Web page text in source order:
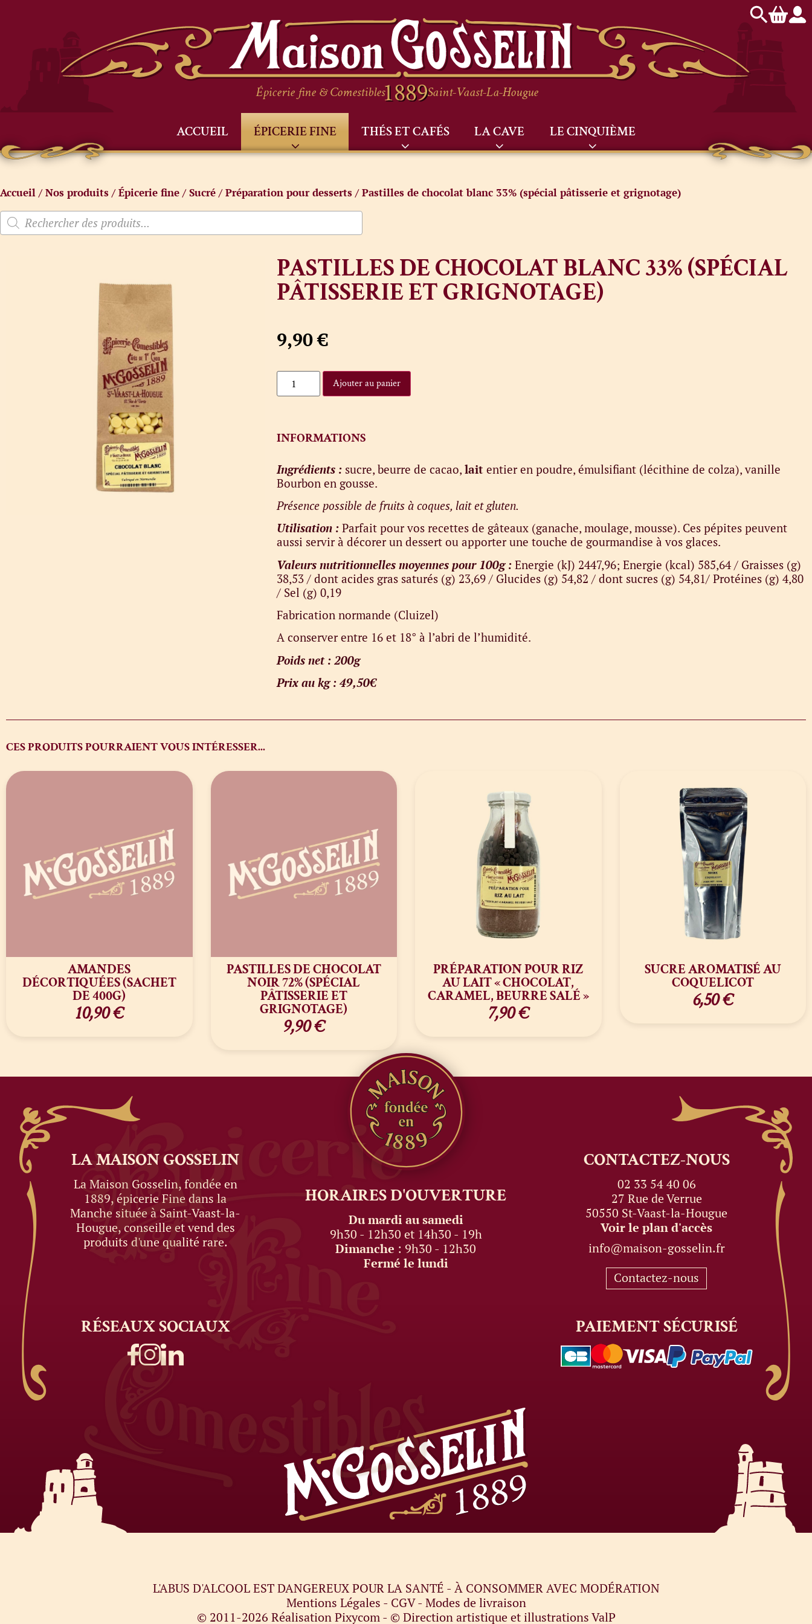
Épicerie fine & Comestibles Saint-Vaast-La-Hougue
ACCUEIL ÉPICERIE FINE THÉS ET CAFÉS LA CAVE LE CINQUIÈME
Accueil /Nos produits /Épicerie fine /Sucré /Préparation pour desserts / Pastilles de chocolat blanc 33% (spécial pâtisserie et grignotage)
PASTILLES DE CHOCOLAT BLANC 33% (SPÉCIAL
PÂTISSERIE ET GRIGNOTAGE)
9,90€
Ajouter au panier
INFORMATIONS
Ingrédients :sucre, beurre de cacao, laitentier en poudre, émulsifiant (lécithine de colza), vanille
Bourbon en gousse.
Présence possible de fruits à coques, lait et gluten.
Utilisation :Parfait pour vos recettes de gâteaux (ganache, moulage, mousse). Ces pépites peuvent
aussi servir à décorer un dessert ou apporter une touche de gourmandise à vos glaces.
Valeurs nutritionnelles moyennes pour 100g : Energie (kJ) 2447,96; Energie (kcal) 585,64 / Graisses (g)
38,53 / dont acides gras saturés (g) 23,69 / Glucides (g) 54,82 / dont sucres (g) 54,81/ Protéines (g) 4,80
/ Sel (g) 0,19
Fabrication normande (Cluizel)
A conserver entre 16 et 18° à l’abri de l’humidité.
Poids net : 200g
Prix au kg : 49,50€
CES PRODUITS POURRAIENT VOUS INTÉRESSER...
AMANDES
DÉCORTIQUÉES (SACHET
DE 400G)
10,90€
PASTILLES DE CHOCOLAT
NOIR 72% (SPÉCIAL
PÂTISSERIE ET
GRIGNOTAGE)
9,90€
PRÉPARATION POUR RIZ
AU LAIT « CHOCOLAT,
CARAMEL, BEURRE SALÉ »
7,90€
SUCRE AROMATISÉ AU
COQUELICOT
6,50€
LA MAISONGOSSELIN
La Maison Gosselin, fondée en
1889, épicerie Fine dans la
Manche située à Saint-Vaast-la-
Hougue, conseille et vend des
produits d'une qualité rare.
HORAIRESD'OUVERTURE
Du mardi au samedi
9h30 - 12h30 et 14h30 - 19h
Dimanche : 9h30 - 12h30
Fermé le lundi
CONTACTEZ-NOUS
02 33 54 40 06
27 Rue de Verrue
50550 St-Vaast-la-Hougue
Voir le plan d'accès
info@maison-gosselin.fr
Contactez-nous
RÉSEAUXSOCIAUX PAIEMENTSÉCURISÉ
L'ABUS D'ALCOOL EST DANGEREUX POUR LA SANTÉ - À CONSOMMER AVEC MODÉRATION
Mentions Légales - CGV- Modes de livraison
© 2011-2026 Réalisation Pixycom- © Direction artistique et illustrationsValP